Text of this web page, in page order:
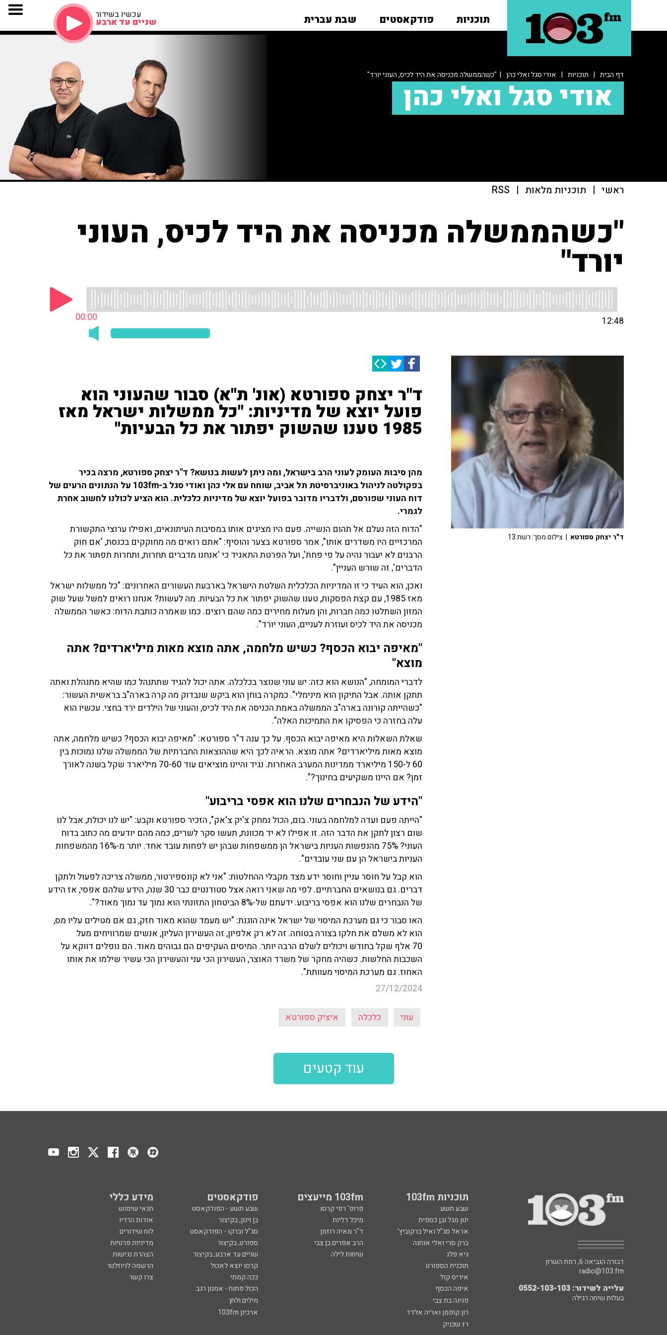
תוכניות פודקאסטים שבת עברית עכשיו בשידור
שניים עד ארבע
דף הבית | תוכניות | אודי סגל ואלי כהן | "כשהממשלה מכניסה את היד לכיס, העוני יורד"
אודי סגל ואלי כהן
ראשי | תוכניות מלאות |
RSS
"כשהממשלה מכניסה את היד לכיס, העוני
יורד"
00:00 12:48
ד"ר יצחק ספורטא (אונ' ת"א) סבור שהעוני הוא
פועל יוצא של מדיניות: "כל ממשלות ישראל מאז
1985 טענו שהשוק יפתור את כל הבעיות"
מהן סיבות העומק לעוני הרב בישראל, ומה ניתן לעשות בנושא? ד"ר יצחק ספורטא, מרצה בכיר
בפקולטה לניהול באוניברסיטת תל אביב, שוחח עם אלי כהן ואודי סגל ב-103fm על הנתונים הרעים של
דוח העוני שפורסם, ולדבריו מדובר בפועל יוצא של מדיניות כלכלית. הוא הציע לכולנו לחשוב אחרת
לגמרי.
"הדוח הזה נעלם אל תהום הנשייה. פעם היו מציגים אותו במסיבות העיתונאים, ואפילו ערוצי התקשורת
המרכזיים היו משדרים אותו", אמר ספורטא בצער והוסיף: "אתם רואים מה מחוקקים בכנסת, 'אם חוק
הרבנים לא יעבור נהיה על פי פחת', ועל הפרטת התאגיד כי 'אנחנו מדברים תחרות, ותחרות תפתור את כל
הדברים', זה שורש העניין".
ואכן, הוא העיד כי זו המדיניות הכלכלית השלטת הישראל בארבעת העשורים האחרונים: "כל ממשלות ישראל
מאז 1985, עם קצת הפסקות, טענו שהשוק יפתור את כל הבעיות. מה לעשות? אנחנו רואים למשל שעל שוק
המזון השתלטו כמה חברות, והן מעלות מחירים כמה שהם רוצים. כמו שאמרה כותבת הדוח: כאשר הממשלה
מכניסה את היד לכיס ועוזרת לעניים, העוני יורד".
"מאיפה יבוא הכסף? כשיש מלחמה, אתה מוצא מאות מיליארדים? אתה
מוצא"
לדברי המומחה, "הנושא הוא כזה: יש עוני שנוצר בכלכלה. אתה יכול להגיד שתתנהל כמו שהיא מתנהלת ואתה
תתקן אותה. אבל התיקון הוא מינימלי". כמקרה בוחן הוא ביקש שנבדוק מה קרה בארה"ב בראשית העשור:
"כשהייתה קורונה בארה"ב הממשלה באמת הכניסה את היד לכיס, והעוני של הילדים ירד בחצי. עכשיו הוא
עלה בחזרה כי הפסיקו את התמיכות האלה".
שאלת השאלות היא מאיפה יבוא הכסף. על כך ענה ד"ר ספורטא: "מאיפה יבוא הכסף? כשיש מלחמה, אתה
מוצא מאות מיליארדים? אתה מוצא. הראיה לכך היא שההוצאות החברתיות של הממשלה שלנו נמוכות בין
60 ל-150 מיליארד ממדינות המערב האחרות. נגיד והיינו מוציאים עוד 70-60 מיליארד שקל בשנה לאורך
זמן? אם היינו משקיעים בחינוך?".
"הידע של הנבחרים שלנו הוא אפסי בריבוע"
"הייתה פעם ועדה למלחמה בעוני. בום, הכול נמחק צ'יק צ'אק", הזכיר ספורטא וקבע: "יש לנו יכולת, אבל לנו
שום רצון לתקן את הדבר הזה. זו אפילו לא יד מכוונת, תעשו סקר לשרים, כמה מהם יודעים מה כתוב בדוח
העוני? 75% מהנפשות העניות בישראל הן ממשפחות שבהן יש לפחות עובד אחד. יותר מ-16% מהמשפחות
העניות בישראל הן עם שני עובדים".
הוא קבל על חוסר עניין וחוסר ידע מצד מקבלי ההחלטות: "אני לא קונספירטור, ממשלה צריכה לפעול ולתקן
דברים. גם בנושאים החברתיים. לפי מה שאני רואה אצל סטודנטים כבר 30 שנה, הידע שלהם אפסי, אז הידע
של הנבחרים שלנו הוא אפסי בריבוע. ידעתם של-8% הביטחון התזונתי הוא נמוך עד נמוך מאוד?".
האו סבור כי גם מערכת המיסוי של ישראל אינה הוגנת: "יש מעמד שהוא מאוד חזק, גם אם מטילים עליו מס,
הוא לא משלם את חלקו בצורה בטוחה. זה לא רק אלפיון, זה העשירון העליון, אנשים שמרוויחים מעל
70 אלף שקל בחודש ויכולים לשלם הרבה יותר. המיסים העקיפים הם גבוהים מאוד. הם נופלים דווקא על
השכבות החלשות. כשהיה מחקר של משרד האוצר, העשירון הכי עני והעשירון הכי עשיר שילמו את אותו
האחוז. גם מערכת המיסוי מעוותת".
27/12/2024
עוני כלכלה איציק ספורטא
ד"ר יצחק ספורטא | צילום מסך: רשת 13
עוד קטעים
תוכניות 103fm 103fm מייעצים פודקאסטים מידע כללי
שבע תשע פרופ' רפי קרסו שבע תשע - הפודקאסט
תנאי שימוש
ינון מגל ובן כספית
מיכל דליות בן וינון, בקיצור
אודות הרדיו
אראל סג"ל ואיל ברקוביץ'
ד"ר מאיה רוזמן סג"ל וברקו - הפודקאסט
לוח שידורים
ברק סרי ואלי אוחנה
הרב אפרים בן צבי ספורט, בקיצור
מדיניות פרטיות
גיא פלג
שיחות לילה שניים עד ארבע, בקיצור
הצהרת נגישות
תוכנית הספורט
קרסו יוצא לאכול
הרשמה לניוזלטר
איריס קול
ככה קמתי
צרו קשר
איפה הכסף
הכול פתוח - אמנון רגב
פנינה בת צבי
מילים ולחן
רון קופמן ואריה אלדד
ארכיון 103fm
רז שכניק
דבורה הנביאה 6, רמת השרון
radio@103.fm
עלייה לשידור: 0552-103-103
בעלות שיחה רגילה